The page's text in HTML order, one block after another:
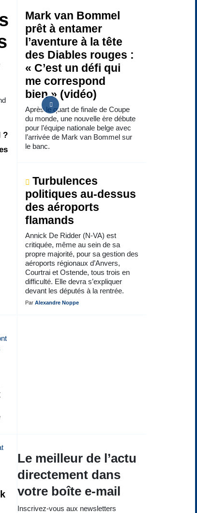
?
Mark van Bommel
prêt à entamer
l’aventure à la tête
des Diables rouges :
« C’est un défi qui
me correspond
bien » (vidéo)
Après le quart de finale de Coupe
du monde, une nouvelle ère débute
pour l’équipe nationale belge avec
l’arrivée de Mark van Bommel sur
le banc.
Turbulences
politiques au-dessus
des aéroports
flamands
Annick De Ridder (N-VA) est
critiquée, même au sein de sa
propre majorité, pour sa gestion des
aéroports régionaux d’Anvers,
Courtrai et Ostende, tous trois en
difficulté. Elle devra s’expliquer
devant les députés à la rentrée.
Par Alexandre Noppe
Le meilleur de l’actu
directement dans
votre boîte e-mail
Inscrivez-vous aux newsletters